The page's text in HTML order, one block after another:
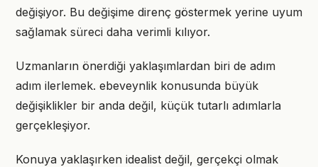
değişiyor. Bu değişime direnç göstermek yerine uyum
sağlamak süreci daha verimli kılıyor.
Uzmanların önerdiği yaklaşımlardan biri de adım
adım ilerlemek. ebeveynlik konusunda büyük
değişiklikler bir anda değil, küçük tutarlı adımlarla
gerçekleşiyor.
Konuya yaklaşırken idealist değil, gerçekçi olmak